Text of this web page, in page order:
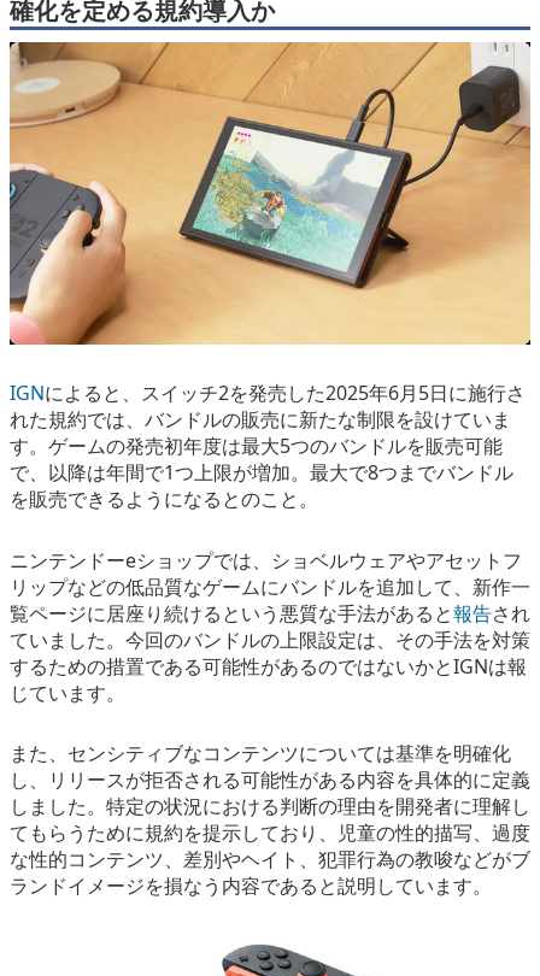
確化を定める規約導入か
IGNによると、スイッチ2を発売した2025年6月5日に施行さ
れた規約では、バンドルの販売に新たな制限を設けていま
す。ゲームの発売初年度は最大5つのバンドルを販売可能
で、以降は年間で1つ上限が増加。最大で8つまでバンドル
を販売できるようになるとのこと。
ニンテンドーeショップでは、ショベルウェアやアセットフ
リップなどの低品質なゲームにバンドルを追加して、新作一
覧ページに居座り続けるという悪質な手法があると報告され
ていました。今回のバンドルの上限設定は、その手法を対策
するための措置である可能性があるのではないかとIGNは報
じています。
また、センシティブなコンテンツについては基準を明確化
し、リリースが拒否される可能性がある内容を具体的に定義
しました。特定の状況における判断の理由を開発者に理解し
てもらうために規約を提示しており、児童の性的描写、過度
な性的コンテンツ、差別やヘイト、犯罪行為の教唆などがブ
ランドイメージを損なう内容であると説明しています。